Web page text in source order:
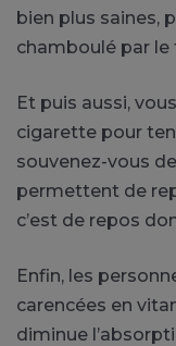
bien plus saines,
chamboulé par
Et puis aussi,
cigarette pour
souvenez-vous
permettent de
c’est de repos
Enfin, les
carencées en
diminue